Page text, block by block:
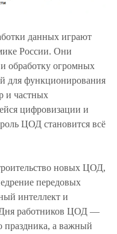
данных играют
России. Они
обработку огромных
для функционирования
и частных
цифровизации и
ЦОД становится всё
новых ЦОД,
передовых
интеллект и
работников ЦОД —
праздника, а важный